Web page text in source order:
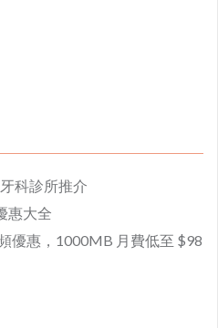
科診所推介
惠大全
優惠，1000MB 月費低至 $98